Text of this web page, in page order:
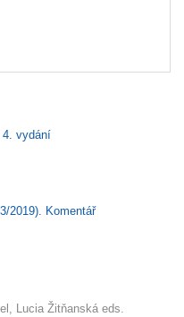
4. vydání
2019). Komentář
Lucia Žitňanská eds.